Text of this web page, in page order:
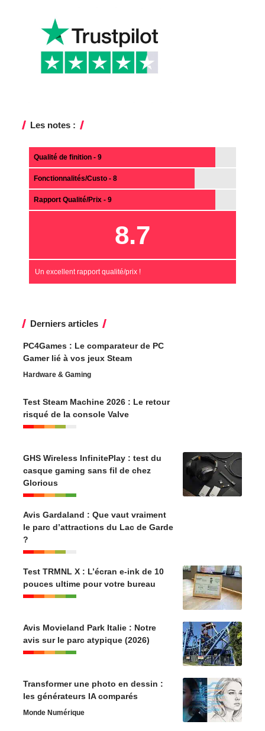
Les notes :
Qualité de finition - 9
Fonctionnalités/Custo - 8
Rapport Qualité/Prix - 9
8.7
Un excellent rapport qualité/prix !
Derniers articles
PC4Games : Le comparateur de PC
Gamer lié à vos jeux Steam
Hardware & Gaming
Test Steam Machine 2026 : Le retour
risqué de la console Valve
GHS Wireless InfinitePlay : test du
casque gaming sans fil de chez
Glorious
Avis Gardaland : Que vaut vraiment
le parc d’attractions du Lac de Garde
?
Test TRMNL X : L’écran e-ink de 10
pouces ultime pour votre bureau
Avis Movieland Park Italie : Notre
avis sur le parc atypique (2026)
Transformer une photo en dessin :
les générateurs IA comparés
Monde Numérique